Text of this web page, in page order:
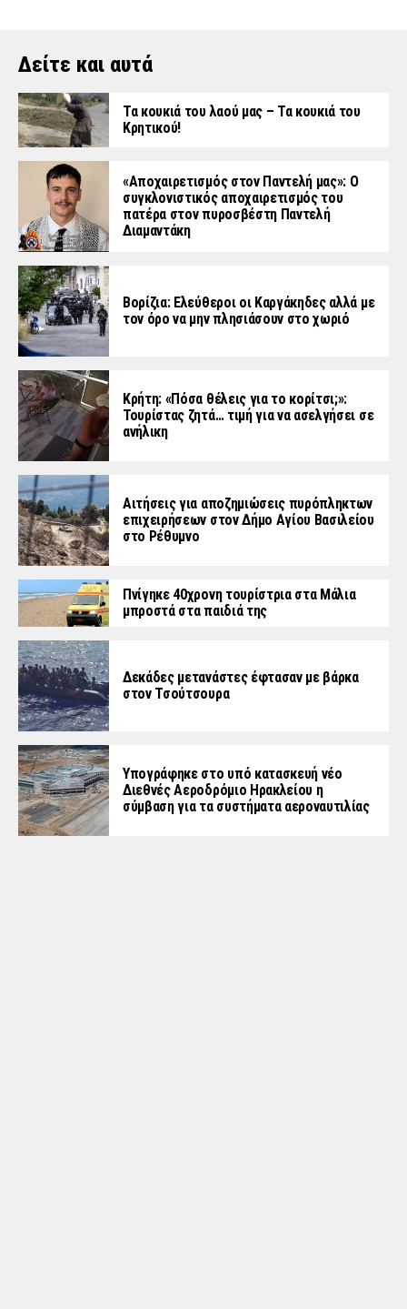
Δείτε και αυτά
Τα κουκιά του λαού μας – Τα κουκιά του
Κρητικού!
«Aποχαιρετισμός στον Παντελή μας»: Ο
συγκλονιστικός αποχαιρετισμός του
πατέρα στον πυροσβέστη Παντελή
Διαμαντάκη
Βορίζια: Ελεύθεροι οι Καργάκηδες αλλά με
τον όρο να μην πλησιάσουν στο χωριό
Κρήτη: «Πόσα θέλεις για το κορίτσι;»:
Τουρίστας ζητά… τιμή για να ασελγήσει σε
ανήλικη
Αιτήσεις για αποζημιώσεις πυρόπληκτων
επιχειρήσεων στον Δήμο Αγίου Βασιλείου
στο Ρέθυμνο
Πνίγηκε 40χρονη τουρίστρια στα Μάλια
μπροστά στα παιδιά της
Δεκάδες μετανάστες έφτασαν με βάρκα
στον Τσούτσουρα
Υπογράφηκε στο υπό κατασκευή νέο
Διεθνές Αεροδρόμιο Ηρακλείου η
σύμβαση για τα συστήματα αεροναυτιλίας